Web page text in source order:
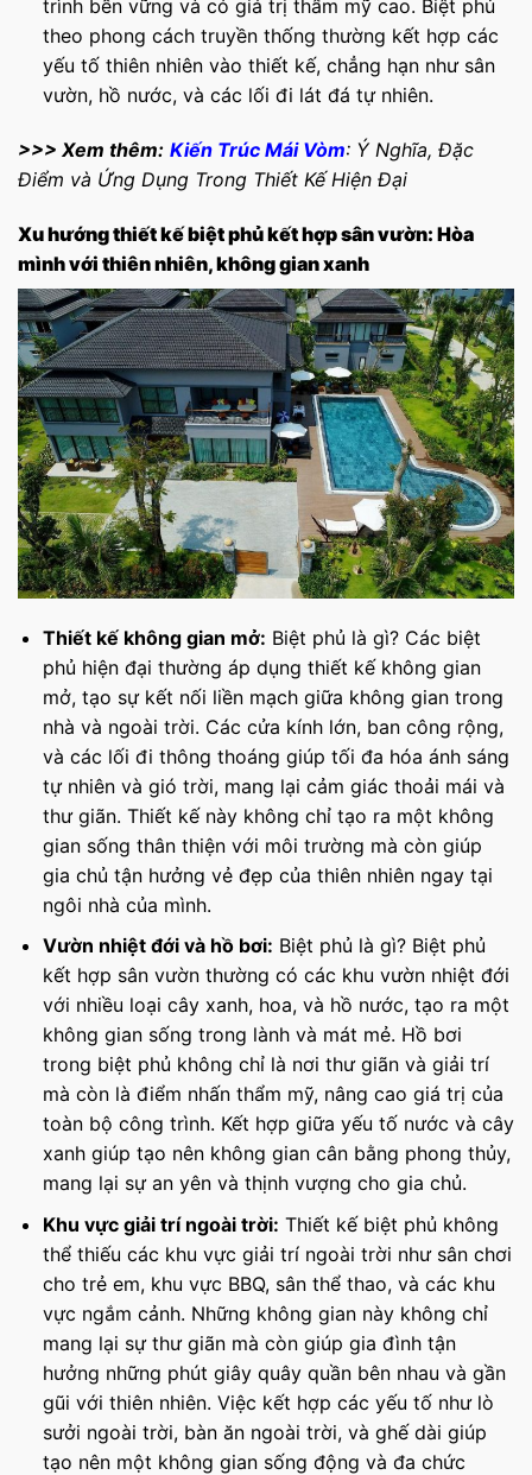
trình bền vững và có giá trị thẩm mỹ cao. Biệt phủ
theo phong cách truyền thống thường kết hợp các
yếu tố thiên nhiên vào thiết kế, chẳng hạn như sân
vườn, hồ nước, và các lối đi lát đá tự nhiên.
>>> Xem thêm: Kiến Trúc Mái Vòm: Ý Nghĩa, Đặc
Điểm và Ứng Dụng Trong Thiết Kế Hiện Đại
Xu hướng thiết kế biệt phủ kết hợp sân vườn: Hòa
mình với thiên nhiên, không gian xanh
Thiết kế không gian mở: Biệt phủ là gì? Các biệt
phủ hiện đại thường áp dụng thiết kế không gian
mở, tạo sự kết nối liền mạch giữa không gian trong
nhà và ngoài trời. Các cửa kính lớn, ban công rộng,
và các lối đi thông thoáng giúp tối đa hóa ánh sáng
tự nhiên và gió trời, mang lại cảm giác thoải mái và
thư giãn. Thiết kế này không chỉ tạo ra một không
gian sống thân thiện với môi trường mà còn giúp
gia chủ tận hưởng vẻ đẹp của thiên nhiên ngay tại
ngôi nhà của mình.
Vườn nhiệt đới và hồ bơi: Biệt phủ là gì? Biệt phủ
kết hợp sân vườn thường có các khu vườn nhiệt đới
với nhiều loại cây xanh, hoa, và hồ nước, tạo ra một
không gian sống trong lành và mát mẻ. Hồ bơi
trong biệt phủ không chỉ là nơi thư giãn và giải trí
mà còn là điểm nhấn thẩm mỹ, nâng cao giá trị của
toàn bộ công trình. Kết hợp giữa yếu tố nước và cây
xanh giúp tạo nên không gian cân bằng phong thủy,
mang lại sự an yên và thịnh vượng cho gia chủ.
Khu vực giải trí ngoài trời: Thiết kế biệt phủ không
thể thiếu các khu vực giải trí ngoài trời như sân chơi
cho trẻ em, khu vực BBQ, sân thể thao, và các khu
vực ngắm cảnh. Những không gian này không chỉ
mang lại sự thư giãn mà còn giúp gia đình tận
hưởng những phút giây quây quần bên nhau và gần
gũi với thiên nhiên. Việc kết hợp các yếu tố như lò
sưởi ngoài trời, bàn ăn ngoài trời, và ghế dài giúp
tạo nên một không gian sống động và đa chức